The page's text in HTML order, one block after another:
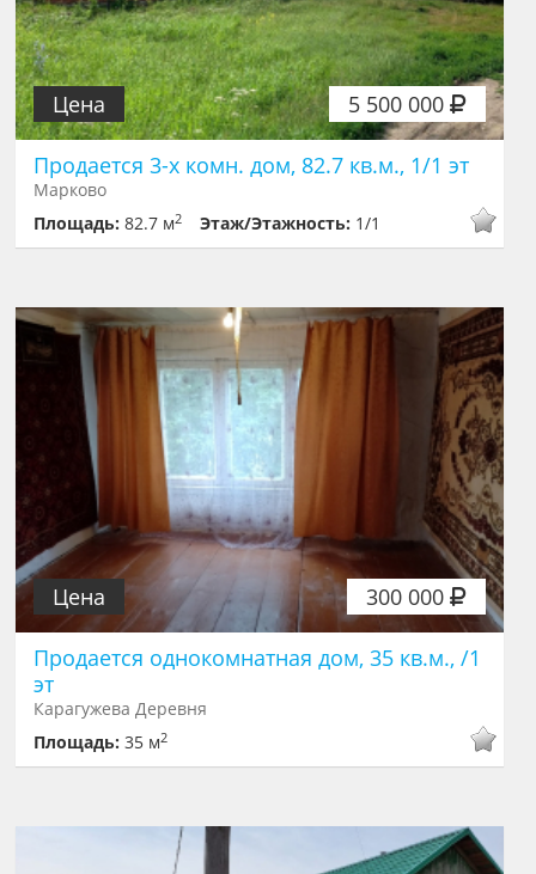
5 500 000
Цена
Продается 3-х комн. дом, 82.7 кв.м., 1/1 эт
Марково
Площадь:82.7 м2 Этаж/Этажность: 1/1
300 000
Цена
Продается однокомнатная дом, 35 кв.м., /1
эт
Карагужева Деревня
Площадь:35 м2